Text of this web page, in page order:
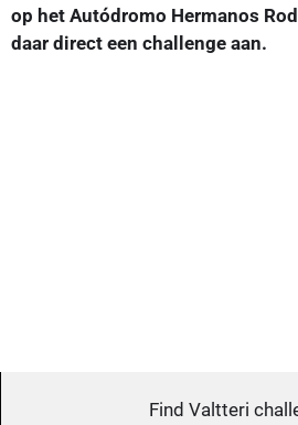
op het Autódromo Hermanos
daar direct een challenge aan.
Find Valtteri